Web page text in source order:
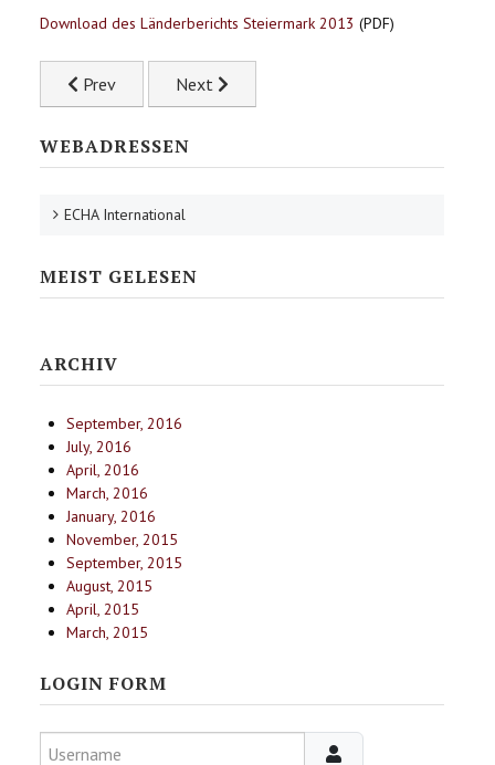
Download des Länderberichts Steiermark 2013 (PDF)
Previous article: 14. Internationale ECHA-Konferenz -
Prev Next article: NÖ Talentetag
Next
WEBADRESSEN
ECHA International
MEIST GELESEN
ARCHIV
September, 2016
July, 2016
April, 2016
March, 2016
January, 2016
November, 2015
September, 2015
August, 2015
April, 2015
March, 2015
LOGIN FORM
Username